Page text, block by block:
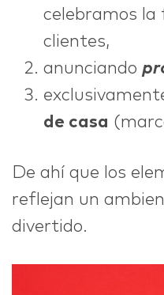
celebramos la
clientes,
anunciando
de casa
De ahí que los
reflejan un
divertido.